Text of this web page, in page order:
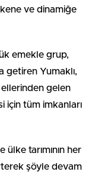
ve dinamiğe
emekle grup,
getiren Yumaklı,
gelen
için tüm imkanları
tarımının her
şöyle devam